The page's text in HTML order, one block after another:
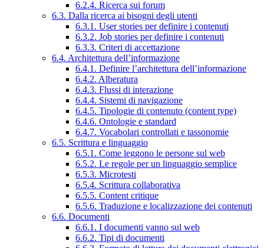
6.2.4. Ricerca sui forum
6.3. Dalla ricerca ai bisogni degli utenti
6.3.1. User stories per definire i contenuti
6.3.2. Job stories per definire i contenuti
6.3.3. Criteri di accettazione
6.4. Architettura dell’informazione
6.4.1. Definire l’architettura dell’informazione
6.4.2. Alberatura
6.4.3. Flussi di interazione
6.4.4. Sistemi di navigazione
6.4.5. Tipologie di contenuto (content type)
6.4.6. Ontologie e standard
6.4.7. Vocabolari controllati e tassonomie
6.5. Scrittura e linguaggio
6.5.1. Come leggono le persone sul web
6.5.2. Le regole per un linguaggio semplice
6.5.3. Microtesti
6.5.4. Scrittura collaborativa
6.5.5. Content critique
6.5.6. Traduzione e localizzazione dei contenuti
6.6. Documenti
6.6.1. I documenti vanno sul web
6.6.2. Tipi di documenti